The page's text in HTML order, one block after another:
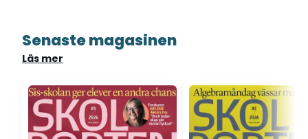
Senaste magasinen
Läs mer